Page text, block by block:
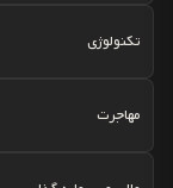
تکنولوژی
مهاجرت